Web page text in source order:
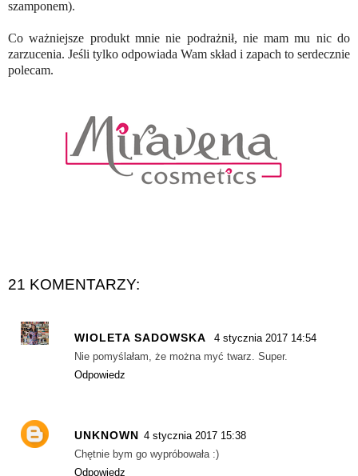
szamponem).
Co ważniejsze produkt mnie nie podrażnił, nie mam mu nic do
zarzucenia. Jeśli tylko odpowiada Wam skład i zapach to serdecznie
polecam.
21 KOMENTARZY:
WIOLETA SADOWSKA
4 stycznia 2017 14:54
Nie pomyślałam, że można myć twarz. Super.
Odpowiedz
UNKNOWN 4 stycznia 2017 15:38
Chętnie bym go wypróbowała :)
Odpowiedz